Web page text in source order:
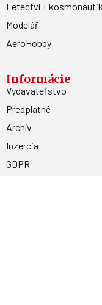
Letectví +
Modelář
AeroHobby
Informácie
Vydavateľstvo
Predplatné
Archív
Inzercia
GDPR